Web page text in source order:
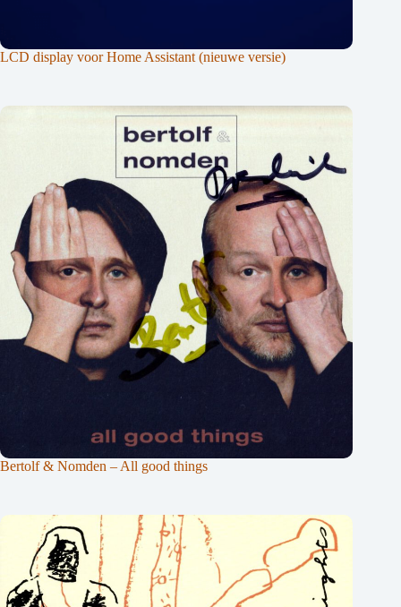
LCD display voor Home Assistant (nieuwe versie)
Bertolf & Nomden – All good things